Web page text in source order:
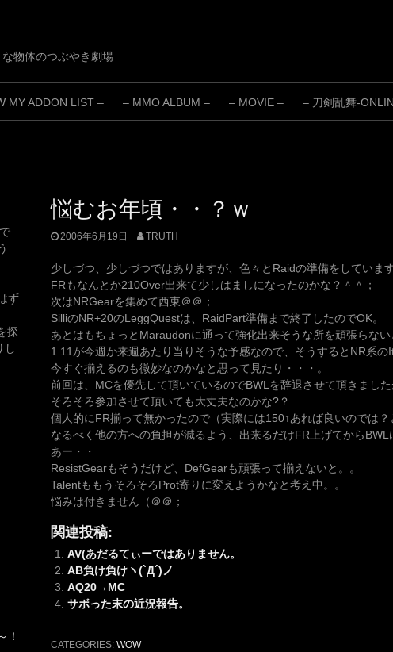
物体のつぶやき劇場
MY ADDON LIST – – MMO ALBUM – – MOVIE – – 刀剣乱舞-
悩むお年頃・・？ｗ
2006年6月19日 TRUTH
少しづつ、少しづつではありますが、色々とRaidの準備をしています
FRもなんとか210Over出来て少しはましになったのかな？＾＾；
次はNRGearを集めて西東＠＠；
SilliのNR+20のLeggQuestは、RaidPart準備まで終了したのでOK。
あとはもちょっとMaraudonに通って強化出来そうな所を頑張らない
1.11が今週か来週あたり当りそうな予感なので、そうするとNR系
今すぐ揃えるのも微妙なのかなと思って見たり・・・。
前回は、MCを優先して頂いているのでBWLを辞退させて頂きまし
そろそろ参加させて頂いても大丈夫なのかな?？
個人的にFR揃って無かったので（実際には150↑あれば良いのでは？
なるべく他の方への負担が減るよう、出来るだけFR上げてからBWL
あー・・
ResistGearもそうだけど、DefGearも頑張って揃えないと。。
TalentももうそろそろProt寄りに変えようかなと考え中。。
悩みは付きません（＠＠；
関連投稿:
AV(あだるてぃーではありません。
AB負け負けヽ(`Д´)ノ
AQ20→MC
サボった末の近況報告。
CATEGORIES: WOW
ず
探
し
！